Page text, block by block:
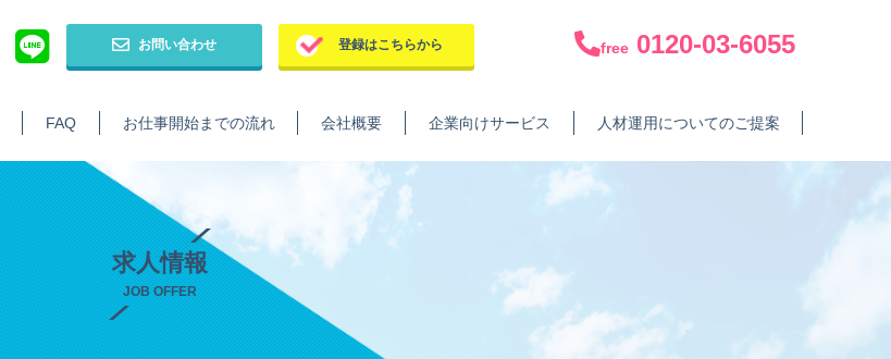
お問い合わせ 登録はこちらから free 0120-03-6055
FAQ お仕事開始までの流れ 会社概要 企業向けサービス 人材運用についてのご提案
求人情報
JOB OFFER